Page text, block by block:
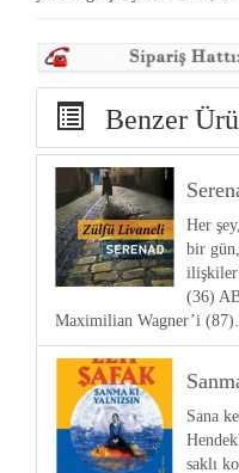
Benzer
Her
bir
ilişkiler
(36)
Maximilian Wagner’i
Sana
saklı